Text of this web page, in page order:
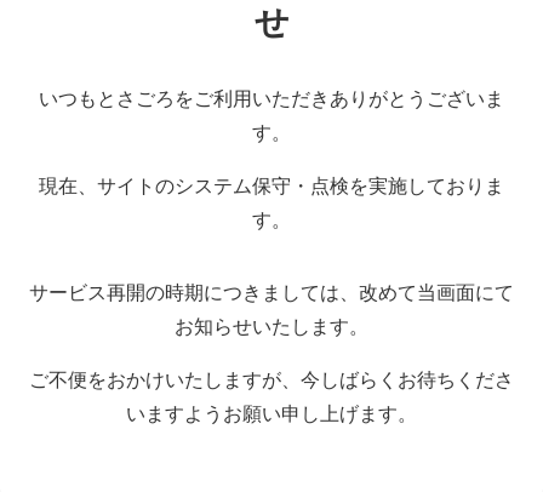
せ
いつもとさごろをご利用いただきありがとうございま
す。
現在、サイトのシステム保守・点検を実施しておりま
す。
サービス再開の時期につきましては、改めて当画面にて
お知らせいたします。
ご不便をおかけいたしますが、今しばらくお待ちくださ
いますようお願い申し上げます。